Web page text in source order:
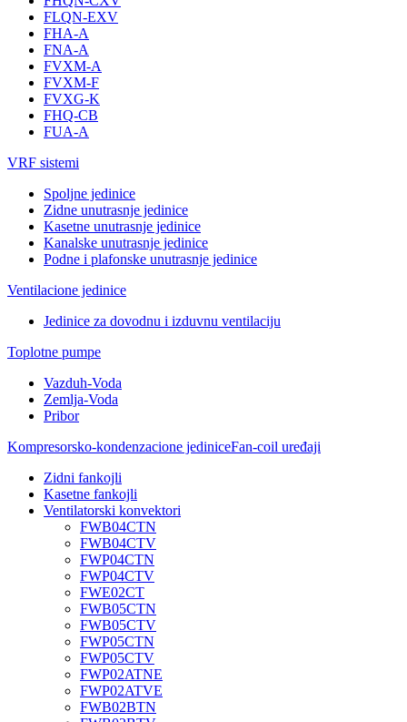
FLQN-EXV
FHA-A
FNA-A
FVXM-A
FVXM-F
FVXG-K
FHQ-CB
FUA-A
VRF sistemi
Spoljne jedinice
Zidne unutrasnje jedinice
Kasetne unutrasnje jedinice
Kanalske unutrasnje jedinice
Podne i plafonske unutrasnje jedinice
Ventilacione jedinice
Jedinice za dovodnu i izduvnu ventilaciju
Toplotne pumpe
Vazduh-Voda
Zemlja-Voda
Pribor
Kompresorsko-kondenzacione jediniceFan-coil uređaji
Zidni fankojli
Kasetne fankojli
Ventilatorski konvektori
FWB04CTN
FWB04CTV
FWP04CTN
FWP04CTV
FWE02CT
FWB05CTN
FWB05CTV
FWP05CTN
FWP05CTV
FWP02ATNE
FWP02ATVE
FWB02BTN